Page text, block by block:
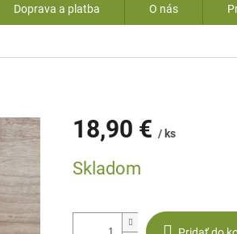
Doprava a platba O nás
18,90 € / ks
cena:
Skladom